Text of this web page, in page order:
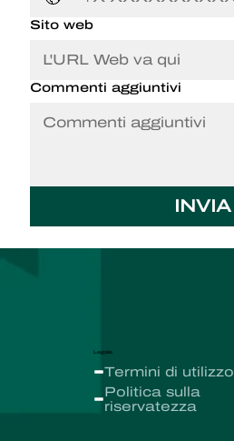
Sito web
Commenti aggiuntivi
INVIA
Legale
Termini di utilizzo
Politica sulla
riservatezza